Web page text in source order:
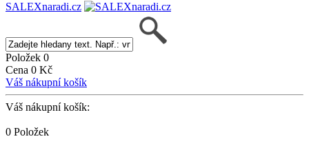
SALEXnaradi.cz
Položek 0
Cena 0 Kč
Váš nákupní košík
Váš nákupní košík:
0 Položek